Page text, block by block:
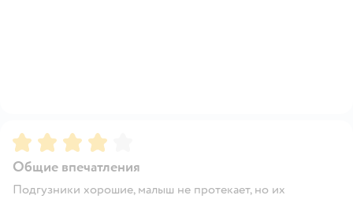
Рейтинг:4
Общие впечатления
Подгузники хорошие, малыш не протекает, но их